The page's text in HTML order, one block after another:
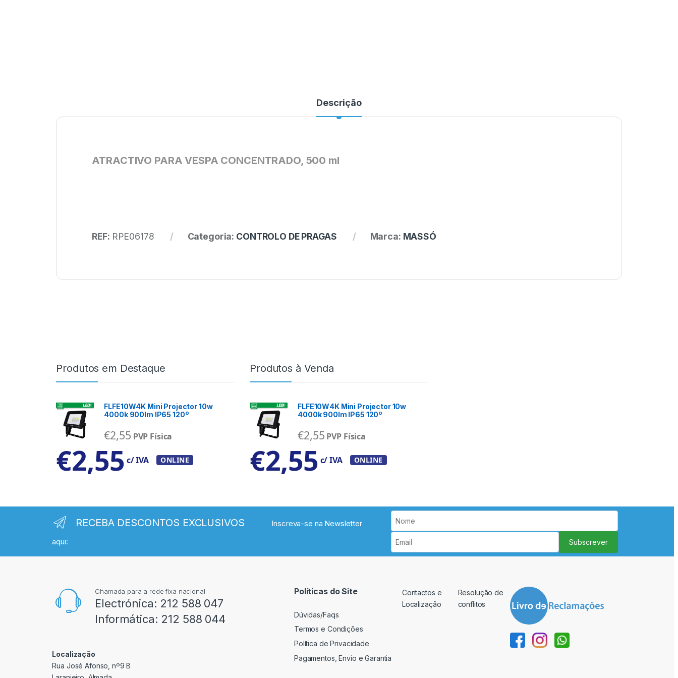
Descrição
ATRACTIVO PARA VESPA CONCENTRADO, 500 ml
REF: RPE06178 Categoria: CONTROLO DE PRAGAS Marca: MASSÓ
Produtos em Destaque
FLFE10W4K Mini Projector 10w
4000k 900lm IP65 120º
€2,55 PVP Física
€2,55 c/ IVA ONLINE
Produtos à Venda
FLFE10W4K Mini Projector 10w
4000k 900lm IP65 120º
€2,55 PVP Física
€2,55 c/ IVA ONLINE
RECEBA DESCONTOS EXCLUSIVOS
Inscreva-se na Newsletter
aqui:
Subscrever
Chamada para a rede fixa nacional
Electrónica: 212 588 047
Informática: 212 588 044
Localização
Rua José Afonso, nº9 B
Políticas do Site
Dúvidas/Faqs
Termos e Condições
Política de Privacidade
Pagamentos, Envio e Garantia
Contactos e
Localização
Resolução de
conflitos